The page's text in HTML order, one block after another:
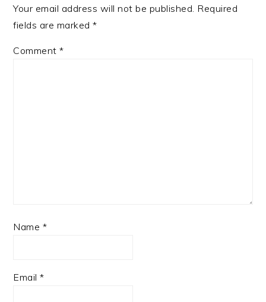
Your email address will not be published. Required
fields are marked*
Comment*
Name *
Email*